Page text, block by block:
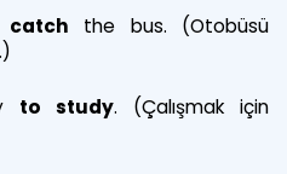
the bus. (Otobüsü
to study. (Çalışmak için